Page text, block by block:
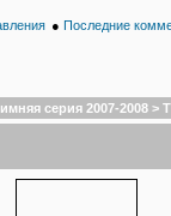
● Последние
серия 2007-2008 >